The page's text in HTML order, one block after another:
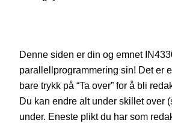
Denne siden er din og emnet
parallellprogrammering sin! Det er
bare trykk på “Ta over” for å bli
Du kan endre alt under skillet over
under. Eneste plikt du har som